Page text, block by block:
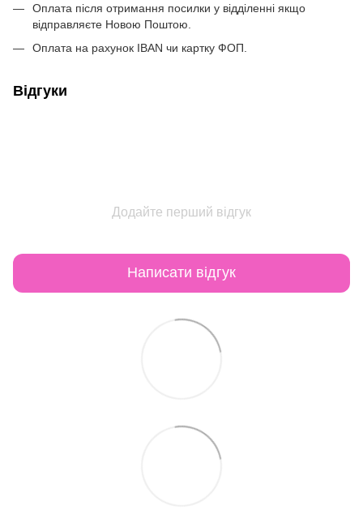
Оплата після отримання посилки у відділенні якщо
відправляєте Новою Поштою.
Оплата на рахунок IBAN чи картку ФОП.
Відгуки
Додайте перший відгук
Написати відгук